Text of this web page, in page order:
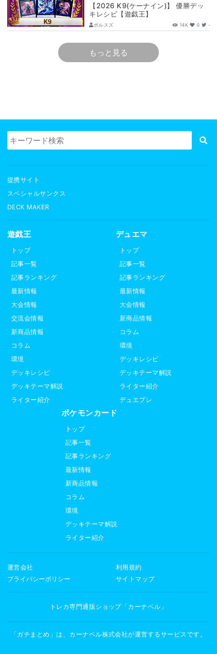
【2026 K9(ケーナイン)】 優勝デッ
キレシピ【遊戯王】
ボルスズ 14K 0 -
もっと見る
提携サイト
スペシャルサンクス
DECK MAKER
遊戯王
トップ
記事一覧
記事ランキング
最新情報
大会情報
交流会情報
新商品情報
コラム
環境
デッキレシピ
デッキテーマ解説
ライター紹介
デュエマ
トップ
記事一覧
記事ランキング
最新情報
大会情報
新商品情報
コラム
環境
デッキレシピ
デッキテーマ解説
ライター紹介
デュエプレ
ポケモンカード
トップ
記事一覧
記事ランキング
最新情報
新商品情報
コラム
環境
デッキテーマ解説
ライター紹介
運営会社
利用規約
プライバシーポリシー
サイトマップ
トレカ専門通販ショップ「カーナベル」
「ガチまとめ」は、カーナベル株式会社が運営するサービスです。